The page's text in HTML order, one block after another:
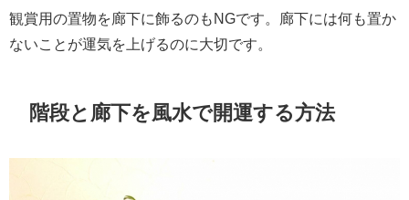
観賞用の置物を廊下に飾るのもNGです。廊下には何も置か
ないことが運気を上げるのに大切です。
階段と廊下を風水で開運する方法